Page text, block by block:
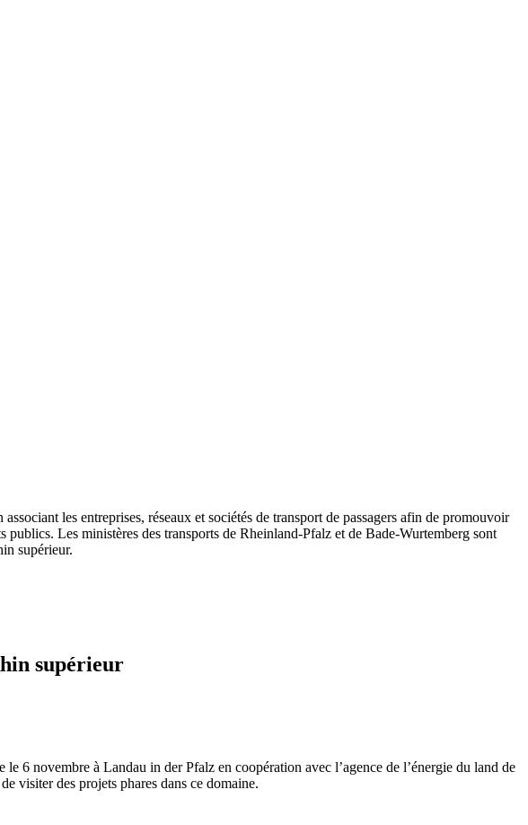
les entreprises, réseaux et sociétés de transport de passagers afin de promouvoir
Les ministères des transports de Rheinland-Pfalz et de Bade-Wurtemberg sont
supérieur.
supérieur
le 6 novembre à Landau in der Pfalz en coopération avec l’agence de l’énergie du land de
visiter des projets phares dans ce domaine.